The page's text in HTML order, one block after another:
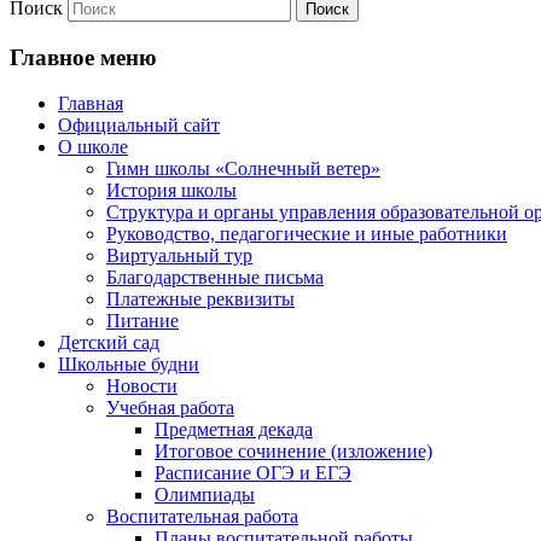
Поиск
Главное меню
Главная
Официальный сайт
О школе
Гимн школы «Солнечный ветер»
История школы
Структура и органы управления образовательной
Руководство, педагогические и иные работники
Виртуальный тур
Благодарственные письма
Платежные реквизиты
Питание
Детский сад
Школьные будни
Новости
Учебная работа
Предметная декада
Итоговое сочинение (изложение)
Расписание ОГЭ и ЕГЭ
Олимпиады
Воспитательная работа